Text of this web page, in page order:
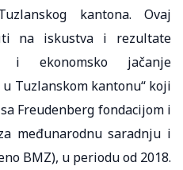
kantona. Ovaj
na iskustva i rezultate
i ekonomsko jačanje
Tuzlanskom kantonu“ koji
Freudenberg fondacijom i
međunarodnu saradnju i
BMZ), u periodu od 2018.